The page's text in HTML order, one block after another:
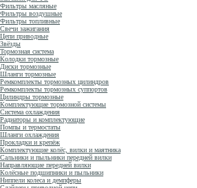
Фильтры масляные
Фильтры воздушные
Фильтры топливные
Свечи зажигания
Цепи приводные
Звёзды
Тормозная система
Колодки тормозные
Диски тормозные
Шланги тормозные
Ремкомплекты тормозных цилиндров
Ремкомплекты тормозных суппортов
Цилиндры тормозные
Комплектующие тормозной системы
Система охлаждения
Радиаторы и комплектующие
Помпы и термостаты
Шланги охлаждения
Прокладки и крепёж
Комплектующие колёс, вилки и маятника
Сальники и пыльники передней вилки
Направляющие передней вилки
Колёсные подшипники и пыльники
Ниппели колеса и демпферы